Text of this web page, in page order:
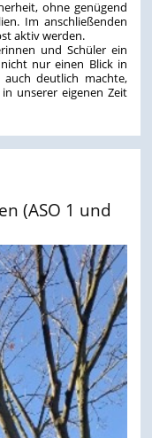
ohne genügend
Im anschließenden
aktiv werden.
und Schüler ein
nur einen Blick in
auch deutlich machte,
unserer eigenen Zeit
(ASO 1 und